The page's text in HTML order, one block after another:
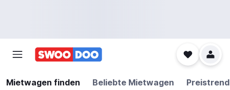
Mietwagen finden Beliebte Mietwagen